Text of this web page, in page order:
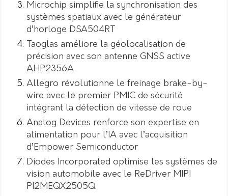
Microchip simplifie la synchronisation des
systèmes spatiaux avec le générateur
d’horloge DSA504RT
Taoglas améliore la géolocalisation de
précision avec son antenne GNSS active
AHP2356A
Allegro révolutionne le freinage brake-by-
wire avec le premier PMIC de sécurité
intégrant la détection de vitesse de roue
Analog Devices renforce son expertise en
alimentation pour l’IA avec l’acquisition
d’Empower Semiconductor
Diodes Incorporated optimise les systèmes de
vision automobile avec le ReDriver MIPI
PI2MEQX2505Q